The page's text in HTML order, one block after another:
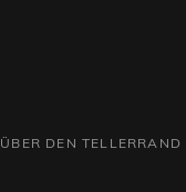
ÜBER DEN TELLERRAND